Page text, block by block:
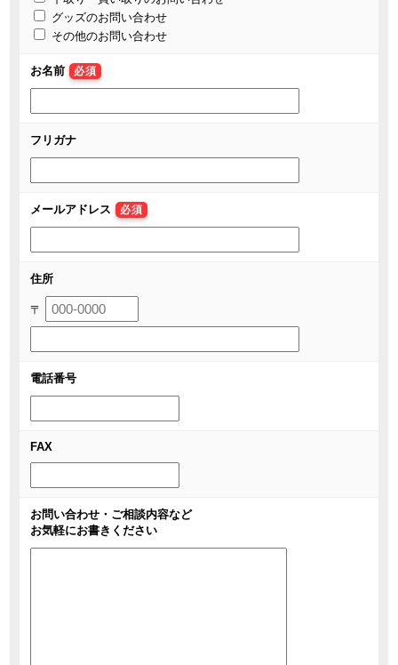
グッズのお問い合わせ
その他のお問い合わせ
お名前 必須
フリガナ
メールアドレス 必須
住所
〒
電話番号
FAX
お問い合わせ・ご相談内容など
お気軽にお書きください